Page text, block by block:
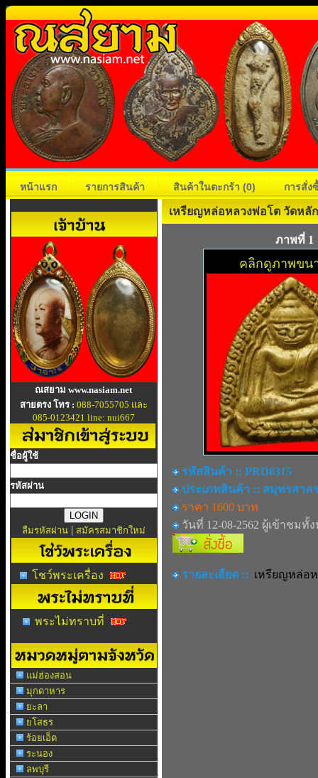
หน้าแรก รายการสินค้า สินค้าในตะกร้า (0) การสั่ง
ณสยาม www.nasiam.net
สายตรง โทร : 088-7055705 และ
085-0123421 line: nui667
ชื่อผู้ใช้
รหัสผ่าน
ลืมรหัสผ่าน | สมัครสมาชิกใหม่
โชว์พระเครื่อง
พระไม่ทราบที่
แม่ฮ่องสอน
มุกดาหาร
ยะลา
ยโสธร
ร้อยเอ็ด
ระนอง
ลพบุรี
เหรียญหล่อหลวงพ่อโต วัดหลั
ภาพที่ 1
คลิกดูภาพขน
รหัสสินค้า :: PRD8315
ประเภทสินค้า :: สมุทรสาค
ราคา 1600 บาท
วันที่ 12-08-2562 ผู้เข้าชมทั้
รายละเอียด :: เหรียญหล่อ